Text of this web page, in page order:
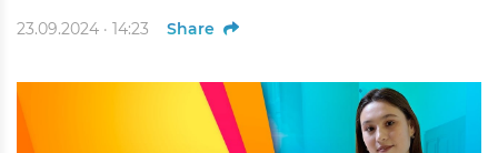
23.09.2024 · 14:23 Share